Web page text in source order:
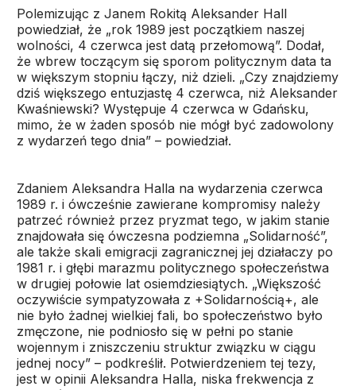
Polemizując z Janem Rokitą Aleksander Hall
powiedział, że „rok 1989 jest początkiem naszej
wolności, 4 czerwca jest datą przełomową”. Dodał,
że wbrew toczącym się sporom politycznym data ta
w większym stopniu łączy, niż dzieli. „Czy znajdziemy
dziś większego entuzjastę 4 czerwca, niż Aleksander
Kwaśniewski? Występuje 4 czerwca w Gdańsku,
mimo, że w żaden sposób nie mógł być zadowolony
z wydarzeń tego dnia” – powiedział.
Zdaniem Aleksandra Halla na wydarzenia czerwca
1989 r. i ówcześnie zawierane kompromisy należy
patrzeć również przez pryzmat tego, w jakim stanie
znajdowała się ówczesna podziemna „Solidarność”,
ale także skali emigracji zagranicznej jej działaczy po
1981 r. i głębi marazmu politycznego społeczeństwa
w drugiej połowie lat osiemdziesiątych. „Większość
oczywiście sympatyzowała z +Solidarnością+, ale
nie było żadnej wielkiej fali, bo społeczeństwo było
zmęczone, nie podniosło się w pełni po stanie
wojennym i zniszczeniu struktur związku w ciągu
jednej nocy” – podkreślił. Potwierdzeniem tej tezy,
jest w opinii Aleksandra Halla, niska frekwencja z